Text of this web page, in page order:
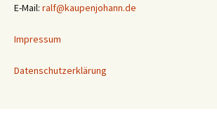
E-Mail: ralf@kaupenjohann.de
Impressum
Datenschutzerklärung